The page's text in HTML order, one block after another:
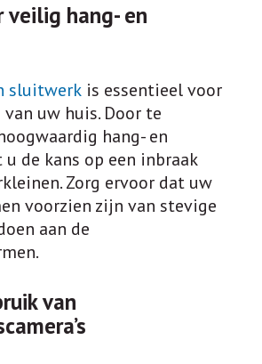
veilig hang- en
sluitwerk is essentieel voor
uw huis. Door te
hang- en
de kans op een inbraak
Zorg ervoor dat uw
voorzien zijn van stevige
aan de
van